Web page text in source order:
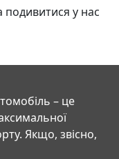
подивитися у нас
– це
Якщо, звісно,